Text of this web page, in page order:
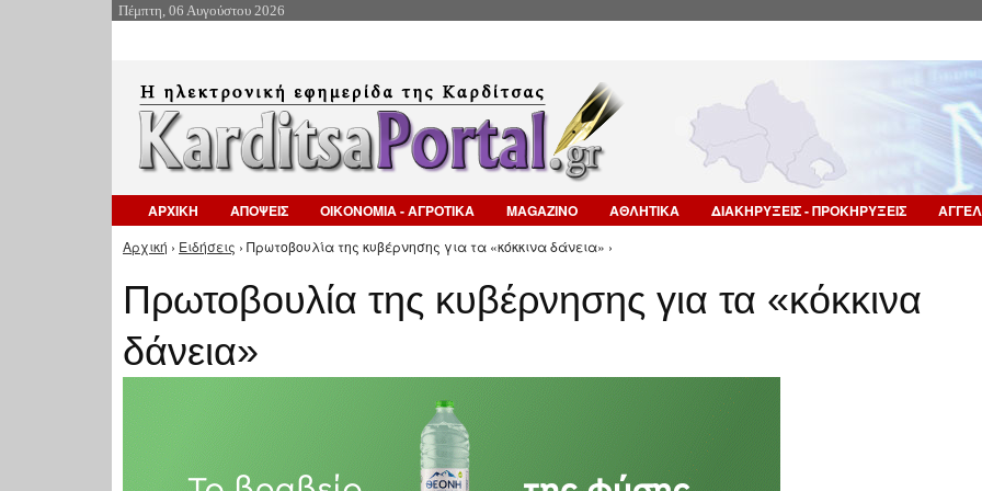
Πέμπτη, 06 Αυγούστου 2026
ΑΡΧΙΚΗ ΑΠΟΨΕΙΣ ΟΙΚΟΝΟΜΙΑ - ΑΓΡΟΤΙΚΑ MAGAZINO ΑΘΛΗΤΙΚΑ ΔΙΑΚΗΡΥΞΕΙΣ - ΠΡΟΚΗΡΥΞΕΙΣ
Είστε εδώ
Αρχική › Ειδήσεις › Πρωτοβουλία της κυβέρνησης για τα «κόκκινα δάνεια» ›
Πρωτοβουλία της κυβέρνησης για τα «κόκκινα
δάνεια»